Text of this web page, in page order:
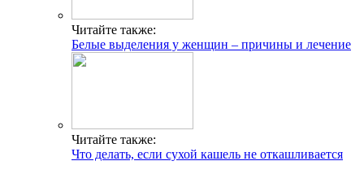
Читайте также:
Белые выделения у женщин – причины и лечение
Читайте также:
Что делать, если сухой кашель не откашливается